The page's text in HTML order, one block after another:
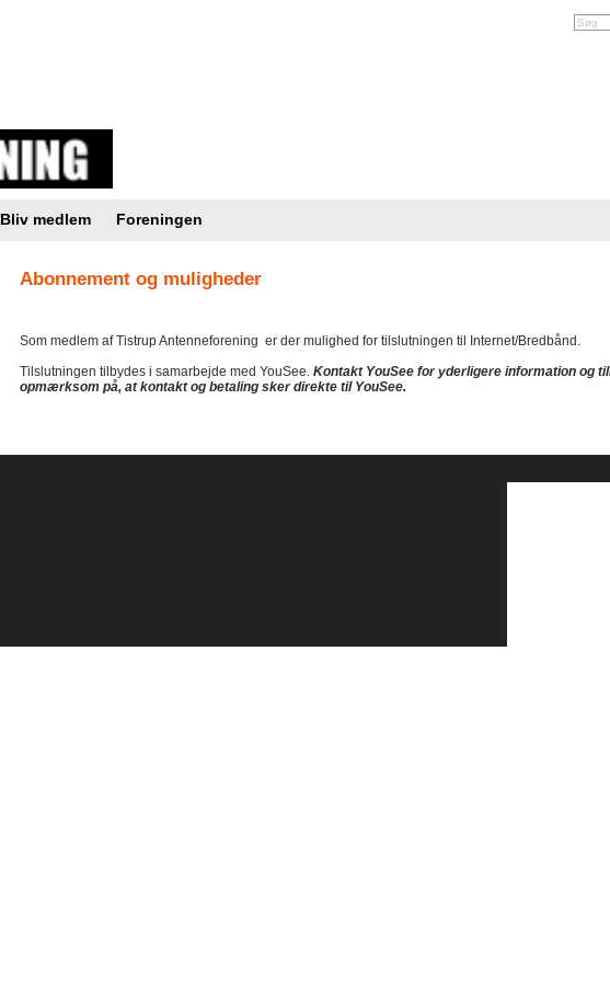
Bliv medlem Foreningen
Abonnement og muligheder
Som medlem af Tistrup Antenneforening er der mulighed for tilslutningen til Internet/Bredbånd.
Tilslutningen tilbydes i samarbejde med YouSee. Kontakt YouSee for yderligere information og
opmærksom på, at kontakt og betaling sker direkte til YouSee.